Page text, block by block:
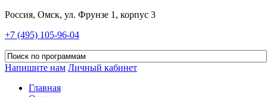
Россия, Омск, ул. Фрунзе 1, корпус 3
+7 (495) 105-96-04
Напишите нам Личный кабинет
Главная